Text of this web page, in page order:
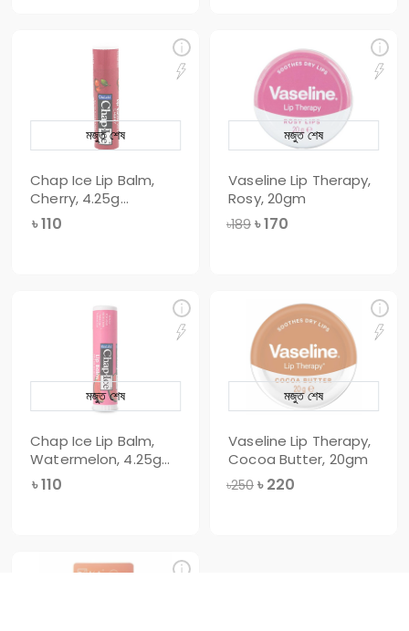
Chap Ice Lip Balm,
Cherry, 4.25g
(Imported)
৳110
মজুত শেষ
Vaseline Lip Therapy,
Rosy, 20gm
৳189 ৳170
মজুত শেষ
Chap Ice Lip Balm,
Watermelon, 4.25g
(Imported)
৳110
মজুত শেষ
Vaseline Lip Therapy,
Cocoa Butter, 20gm
৳250 ৳ 220
মজুত শেষ